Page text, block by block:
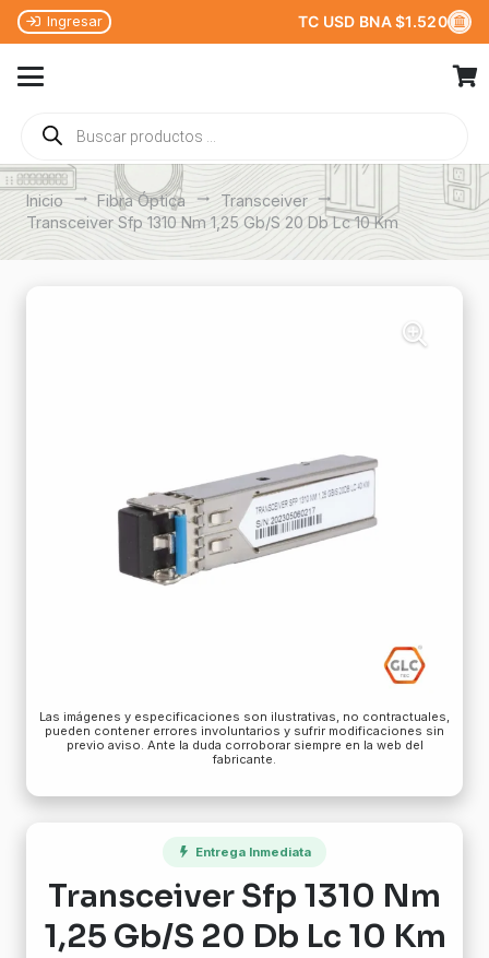
Ingresar TC USD BNA $1.520
Búsqueda
de
productos
Inicio trending_flat Fibra Óptica trending_flat Transceiver trending_flat
Transceiver Sfp 1310 Nm 1,25 Gb/S 20 Db Lc 10 Km
Las imágenes y especificaciones son ilustrativas, no contractuales,
pueden contener errores involuntarios y sufrir modificaciones sin
previo aviso. Ante la duda corroborar siempre en la web del
fabricante.
Entrega Inmediata
Transceiver Sfp 1310 Nm
1,25 Gb/S 20 Db Lc 10 Km